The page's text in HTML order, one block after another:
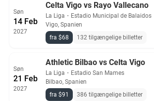
Søn
14 Feb
2027
Celta Vigo vs Rayo Vallecano
La Liga ・ Estadio Municipal de Balaidos
Vigo, Spanien
fra $68
132 tilgængelige billetter
Søn
21 Feb
2027
Athletic Bilbao vs Celta Vigo
La Liga ・ Estadio San Mames
Bilbao, Spanien
fra $91
386 tilgængelige billetter